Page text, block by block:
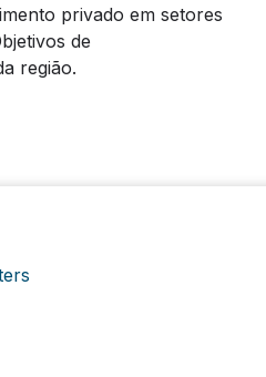
privado em setores
de
região.